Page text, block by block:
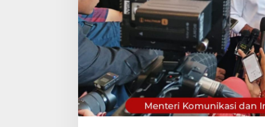
t
d
i
e
d
i
a
C
e
n